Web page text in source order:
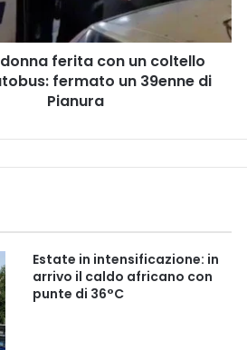
ferita con un coltello
fermato un 39enne di
Pianura
Estate in intensificazione: in
arrivo il caldo africano con
punte di 36°C